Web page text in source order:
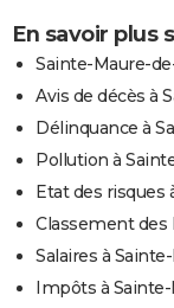
En savoir plus
Sainte-Maure-
Avis de décès à
Délinquance à
Pollution à
Etat des risques
Classement des
Salaires à
Impôts à